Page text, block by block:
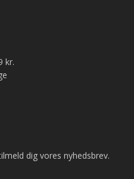
kr.
dig vores nyhedsbrev.